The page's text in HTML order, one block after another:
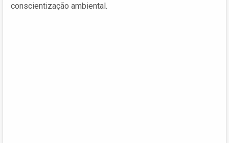
conscientização ambiental.